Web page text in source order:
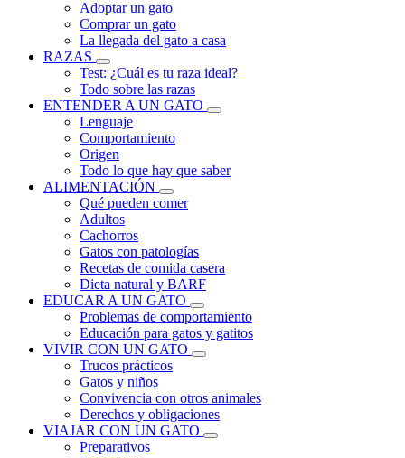
Adoptar un gato
Comprar un gato
La llegada del gato a casa
RAZAS
Test: ¿Cuál es tu raza ideal?
Todo sobre las razas
ENTENDER A UN GATO
Lenguaje
Comportamiento
Origen
Todo lo que hay que saber
ALIMENTACIÓN
Qué pueden comer
Adultos
Cachorros
Gatos con patologías
Recetas de comida casera
Dieta natural y BARF
EDUCAR A UN GATO
Problemas de comportamiento
Educación para gatos y gatitos
VIVIR CON UN GATO
Trucos prácticos
Gatos y niños
Convivencia con otros animales
Derechos y obligaciones
VIAJAR CON UN GATO
Preparativos